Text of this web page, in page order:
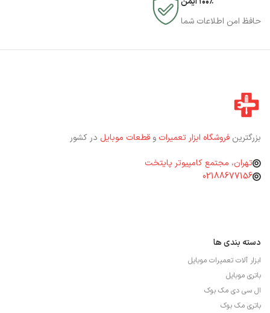
حافظ امن اطلاعات شما
بزرگترین فروشگاه ابزار تعمیرات و قطعات موبایل در کشور
تهران، مجتمع کامپیوتر پایتخت
02188677156
دسته بندی ها
ابزار آلات تعمیرات موبایل
باتری موبایل
ال سی دی مک بوک
باتری مک بوک